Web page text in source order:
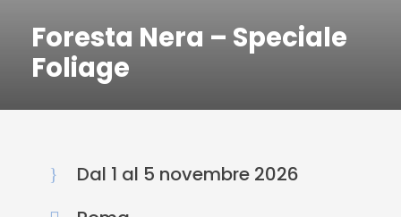
Foresta Nera – Speciale
Foliage
Dal 1 al 5 novembre 2026